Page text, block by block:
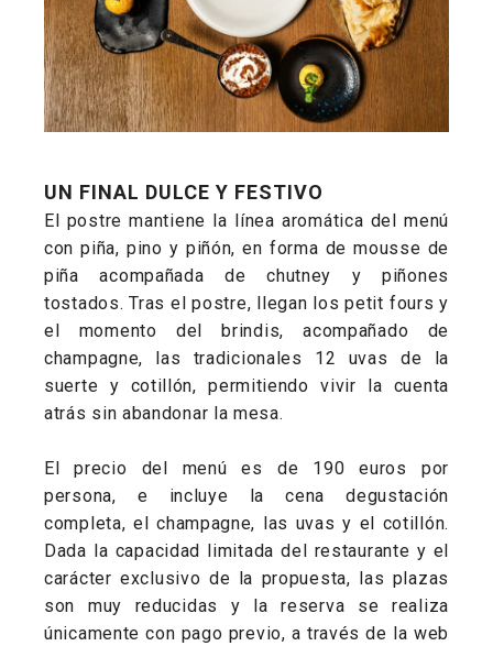
UN FINAL DULCE Y FESTIVO
El postre mantiene la línea aromática del menú
con piña, pino y piñón, en forma de mousse de
piña acompañada de chutney y piñones
tostados. Tras el postre, llegan los petit fours y
el momento del brindis, acompañado de
champagne, las tradicionales 12 uvas de la
suerte y cotillón, permitiendo vivir la cuenta
atrás sin abandonar la mesa.
El precio del menú es de 190 euros por
persona, e incluye la cena degustación
completa, el champagne, las uvas y el cotillón.
Dada la capacidad limitada del restaurante y el
carácter exclusivo de la propuesta, las plazas
son muy reducidas y la reserva se realiza
únicamente con pago previo, a través de la web